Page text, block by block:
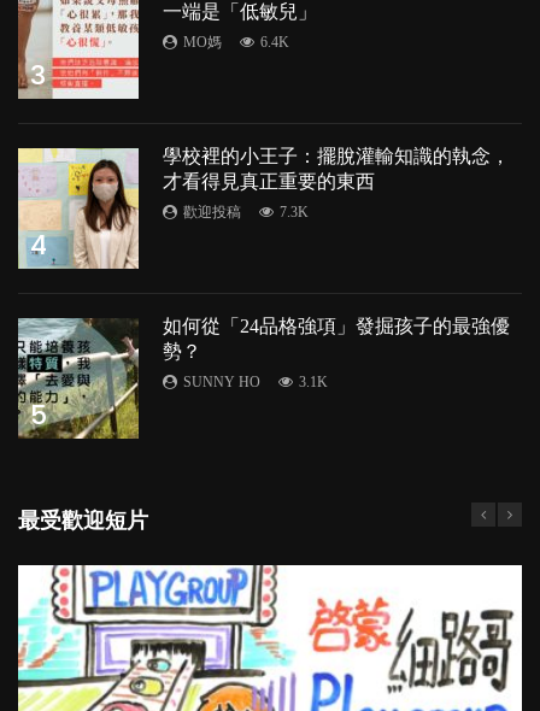
3
一端是「低敏兒」
MO媽 6.4K
4
學校裡的小王子：擺脫灌輸知識的執念，
才看得見真正重要的東西
歡迎投稿 7.3K
5
如何從「24品格強項」發掘孩子的最強優
勢？
SUNNY HO 3.1K
最受歡迎短片